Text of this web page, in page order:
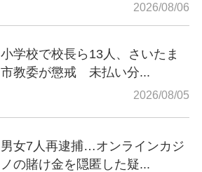
2026/08/06
小学校で校長ら13人、さいたま
市教委が懲戒 未払い分...
2026/08/05
男女7人再逮捕…オンラインカジ
ノの賭け金を隠匿した疑...